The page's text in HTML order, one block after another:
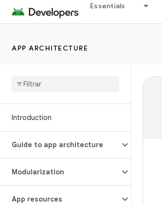
Essentials
APP ARCHITECTURE
Introduction
Guide to app architecture
Modularization
App resources